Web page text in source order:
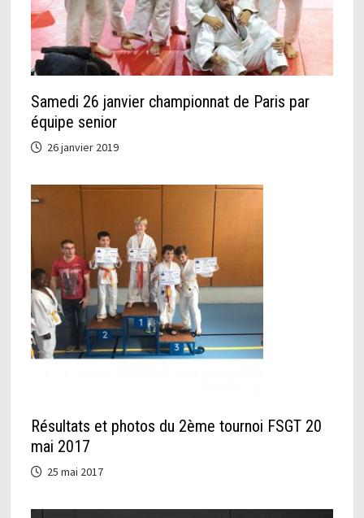
Samedi 26 janvier championnat de Paris par
équipe senior
26 janvier 2019
Résultats et photos du 2ème tournoi FSGT 20
mai 2017
25 mai 2017